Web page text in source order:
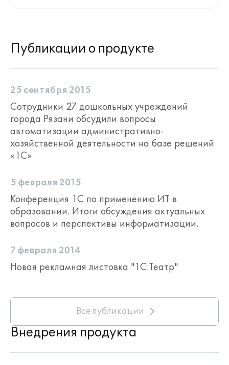
Публикации о продукте
25 сентября 2015
Сотрудники 27 дошкольных учреждений
города Рязани обсудили вопросы
автоматизации административно-
хозяйственной деятельности на базе решений
«1С»
5 февраля 2015
Конференция 1С по применению ИТ в
образовании. Итоги обсуждения актуальных
вопросов и перспективы информатизации.
7 февраля 2014
Новая рекламная листовка "1С:Театр"
Все публикации
Внедрения продукта